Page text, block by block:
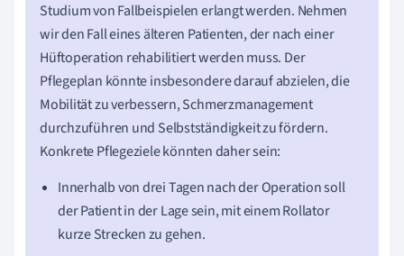
Studium von Fallbeispielen erlangt werden. Nehmen
wir den Fall eines älteren Patienten, der nach einer
Hüftoperation rehabilitiert werden muss. Der
Pflegeplan könnte insbesondere darauf abzielen, die
Mobilität zu verbessern, Schmerzmanagement
durchzuführen und Selbstständigkeit zu fördern.
Konkrete Pflegeziele könnten daher sein:
Innerhalb von drei Tagen nach der Operation soll
der Patient in der Lage sein, mit einem Rollator
kurze Strecken zu gehen.